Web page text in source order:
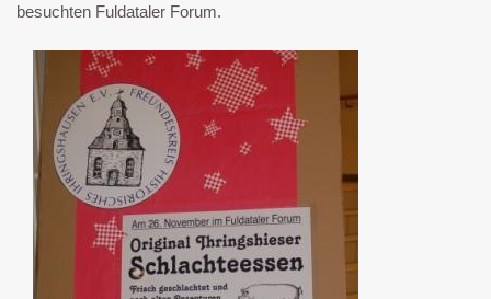
besuchten Fuldataler Forum.